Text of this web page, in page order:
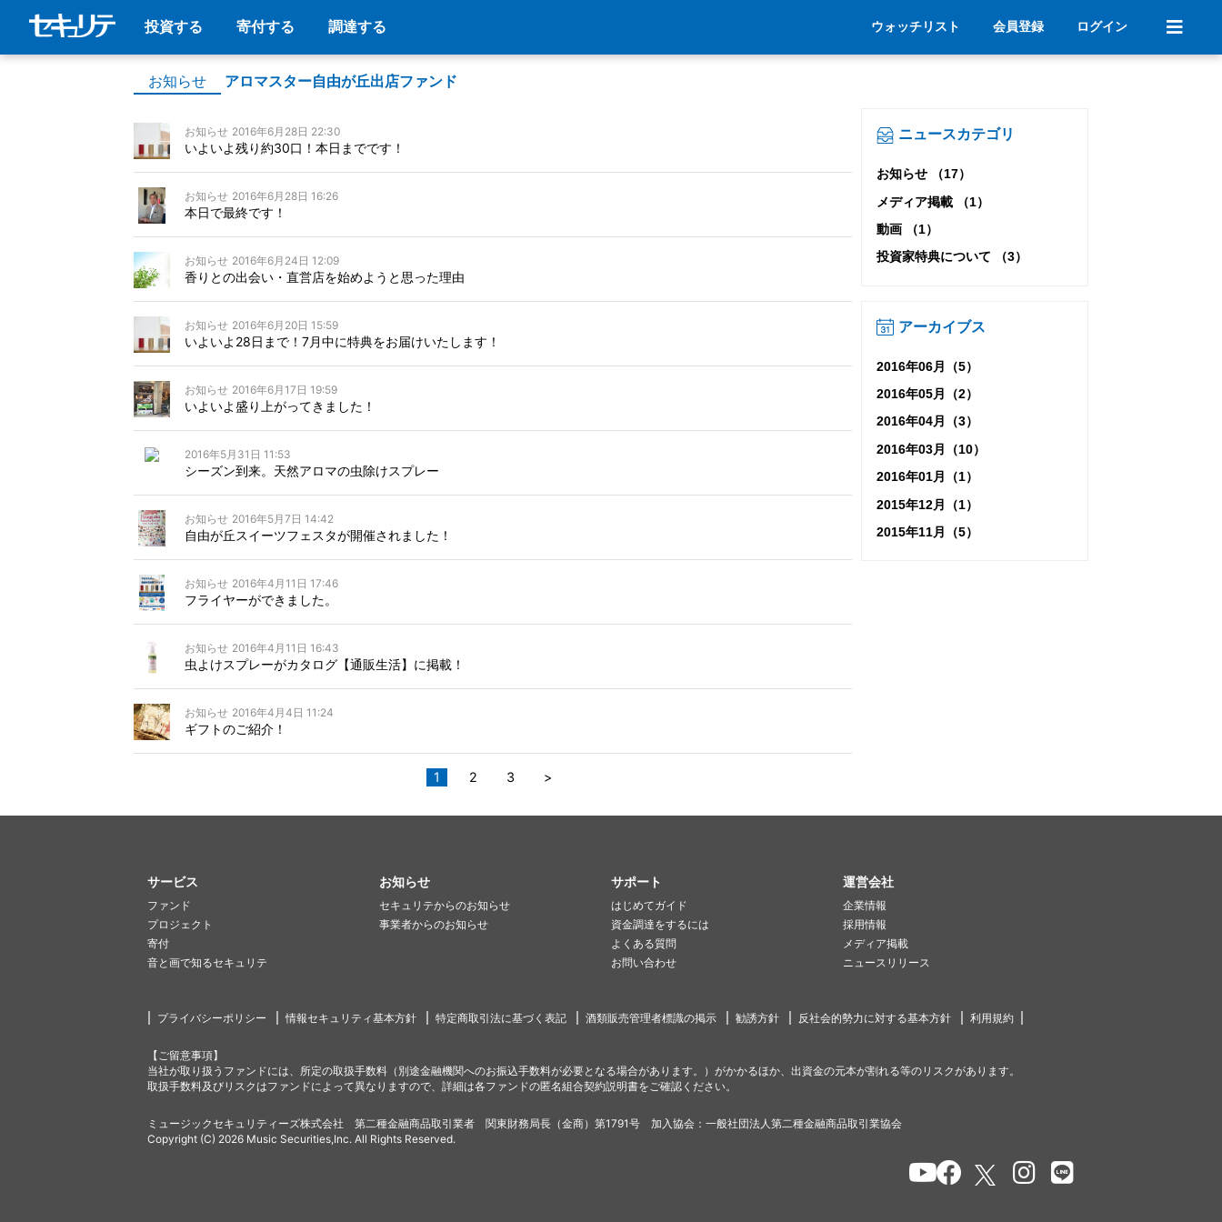
投資する 寄付する 調達する ウォッチリスト 会員登録 ログイン
お知らせ アロマスター自由が丘出店ファンド
お知らせ 2016年6月28日 22:30
いよいよ残り約30口！本日までです！
お知らせ 2016年6月28日 16:26
本日で最終です！
お知らせ 2016年6月24日 12:09
香りとの出会い・直営店を始めようと思った理由
お知らせ 2016年6月20日 15:59
いよいよ28日まで！7月中に特典をお届けいたします！
お知らせ 2016年6月17日 19:59
いよいよ盛り上がってきました！
2016年5月31日 11:53
シーズン到来。天然アロマの虫除けスプレー
お知らせ 2016年5月7日 14:42
自由が丘スイーツフェスタが開催されました！
お知らせ 2016年4月11日 17:46
フライヤーができました。
お知らせ 2016年4月11日 16:43
虫よけスプレーがカタログ【通販生活】に掲載！
お知らせ 2016年4月4日 11:24
ギフトのご紹介！
1 2 3 >
ニュースカテゴリ
お知らせ （17）
メディア掲載 （1）
動画 （1）
投資家特典について （3）
アーカイブス
2016年06月（5）
2016年05月（2）
2016年04月（3）
2016年03月（10）
2016年01月（1）
2015年12月（1）
2015年11月（5）
サービス
ファンド
プロジェクト
寄付
音と画で知るセキュリテ
お知らせ
セキュリテからのお知らせ
事業者からのお知らせ
サポート
はじめてガイド
資金調達をするには
よくある質問
お問い合わせ
運営会社
企業情報
採用情報
メディア掲載
ニュースリリース
プライバシーポリシー 情報セキュリティ基本方針 特定商取引法に基づく表記 酒類販売管理者標識の掲示 勧誘方針 反社会的勢力に対する基本方針 利用規約
【ご留意事項】
当社が取り扱うファンドには、所定の取扱手数料（別途金融機関へのお振込手数料が必要となる場合があります。）がかかるほか、出資金の元本が割れる等のリスクがあります。
取扱手数料及びリスクはファンドによって異なりますので、詳細は各ファンドの匿名組合契約説明書をご確認ください。
ミュージックセキュリティーズ株式会社 第二種金融商品取引業者 関東財務局長（金商）第1791号 加入協会：一般社団法人第二種金融商品取引業協会
Copyright (C) 2026 Music Securities,Inc. All Rights Reserved.